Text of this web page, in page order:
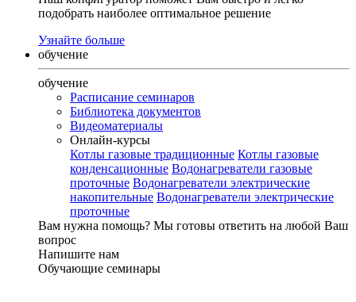
подобрать наиболее оптимальное решение
Узнайте больше
обучение
обучение
Расписание семинаров
Библиотека документов
Видеоматериалы
Онлайн-курсы
Котлы газовые традиционные Котлы газовые
конденсационные Водонагреватели газовые
проточные Водонагреватели электрические
накопительные Водонагреватели электрические
проточные
Вам нужна помощь? Мы готовы ответить на любой Ваш
вопрос
Напишите нам
Обучающие семинары